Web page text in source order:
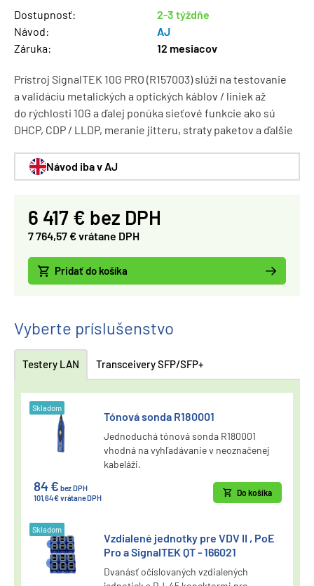
Dostupnosť:
2-3 týždňe
Návod:
AJ
Záruka:
12 mesiacov
Prístroj SignalTEK 10G PRO (R157003) slúži na testovanie
a validáciu metalických a optických káblov / liniek až
do rýchlosti 10G a ďalej ponúka sieťové funkcie ako sú
DHCP, CDP / LLDP, meranie jitteru, straty paketov a ďalšie
Návod iba v AJ
6 417 € bez DPH
7 764,57 € vrátane DPH
Pridať do košíka
Vyberte príslušenstvo
Testery LAN Transceivery SFP/SFP+
Skladom
Tónová sonda R180001
Jednoduchá tónová sonda R180001
vhodná na vyhľadávanie v neoznačenej
kabeláži.
84 € bez DPH
101,64 € vrátane DPH
Do košíka
Skladom
Vzdialené jednotky pre VDV II , PoE
Pro a SignalTEK QT - 166021
Dvanásť očíslovaných vzdialených